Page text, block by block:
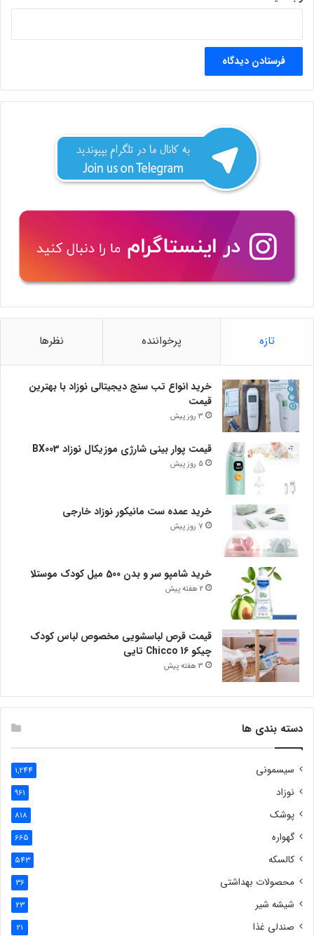
تازه پرخواننده نظرها
خرید انواع تب سنج دیجیتالی نوزاد با بهترین
قیمت
3 روز پیش
قیمت پوار بینی شارژی موزیکال نوزاد BX003
5 روز پیش
خرید عمده ست مانیکور نوزاد خارجی
7 روز پیش
خرید شامپو سر و بدن 500 میل کودک موستلا
2 هفته پیش
قیمت قرص لباسشویی مخصوص لباس کودک
چیکو Chicco 16 تایی
3 هفته پیش
دسته بندی ها
سیسمونی 1,244
نوزاد 961
پوشک 818
گهواره 665
کالسکه 543
محصولات بهداشتی 36
شیشه شیر 23
صندلی غذا 21